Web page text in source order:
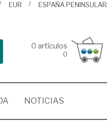
EUR ESPAÑA PENINSULAR
0 artículos
0
NOTICIAS